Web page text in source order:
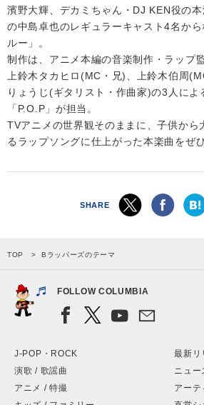
濱野大輝、デカミちゃん・DJ KEN役の
の中島卓也のレギュラーキャスト4名か
ルー」。
制作は、アニメ本編の音楽制作・ラップ
上鈴木タカヒロ(MC・兄)、上鈴木伯周
りょうじ(ギタリスト・作曲家)の3人によ
「P.O.P」が担当。
TVアニメの世界観そのままに、子供から
るラップソングに仕上がった本楽曲をぜ
SHARE
TOP Bラッパーズのテーマ
FOLLOW COLUMBIA
J-POP・ROCK
演歌 / 歌謡曲
アニメ / 特撮
最新リ
ニュー
アーテ